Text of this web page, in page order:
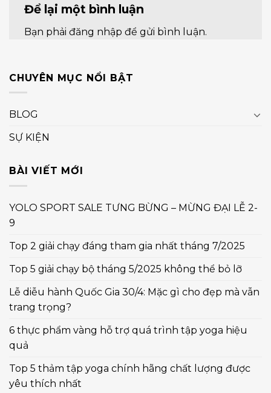
Để lại một bình luận
Bạn phải đăng nhập để gửi bình luận.
CHUYÊN MỤC NỔI BẬT
BLOG
SỰ KIỆN
BÀI VIẾT MỚI
YOLO SPORT SALE TƯNG BỪNG – MỪNG ĐẠI LỄ 2-
9
Top 2 giải chạy đáng tham gia nhất tháng 7/2025
Top 5 giải chạy bộ tháng 5/2025 không thể bỏ lỡ
Lễ diễu hành Quốc Gia 30/4: Mặc gì cho đẹp mà vẫn
trang trọng?
6 thực phẩm vàng hỗ trợ quá trình tập yoga hiệu
quả
Top 5 thảm tập yoga chính hãng chất lượng được
yêu thích nhất